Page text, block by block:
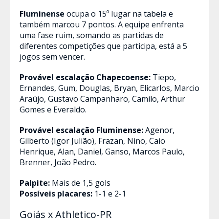
Fluminense ocupa o 15º lugar na tabela e
também marcou 7 pontos. A equipe enfrenta
uma fase ruim, somando as partidas de
diferentes competições que participa, está a 5
jogos sem vencer.
Provável escalação Chapecoense: Tiepo,
Ernandes, Gum, Douglas, Bryan, Elicarlos, Marcio
Araújo, Gustavo Campanharo, Camilo, Arthur
Gomes e Everaldo.
Provável escalação Fluminense:Agenor,
Gilberto (Igor Julião), Frazan, Nino, Caio
Henrique, Alan, Daniel, Ganso, Marcos Paulo,
Brenner, João Pedro.
Palpite: Mais de 1,5 gols
Possíveis placares: 1-1 e 2-1
Goiás x Athletico-PR